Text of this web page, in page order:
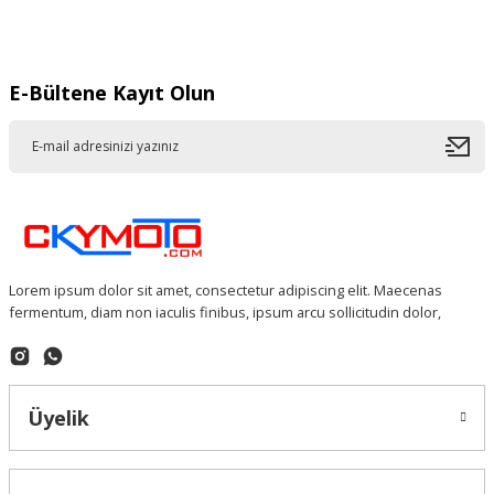
E-Bültene Kayıt Olun
Lorem ipsum dolor sit amet, consectetur adipiscing elit. Maecenas
fermentum, diam non iaculis finibus, ipsum arcu sollicitudin dolor,
Üyelik